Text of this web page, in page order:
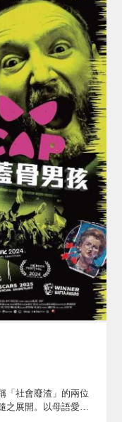
「社會廢渣」的兩位
之展開。以母語愛爾